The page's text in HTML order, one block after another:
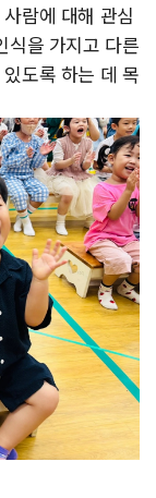
람에 대해 관심
식을 가지고 다른
도록 하는 데 목